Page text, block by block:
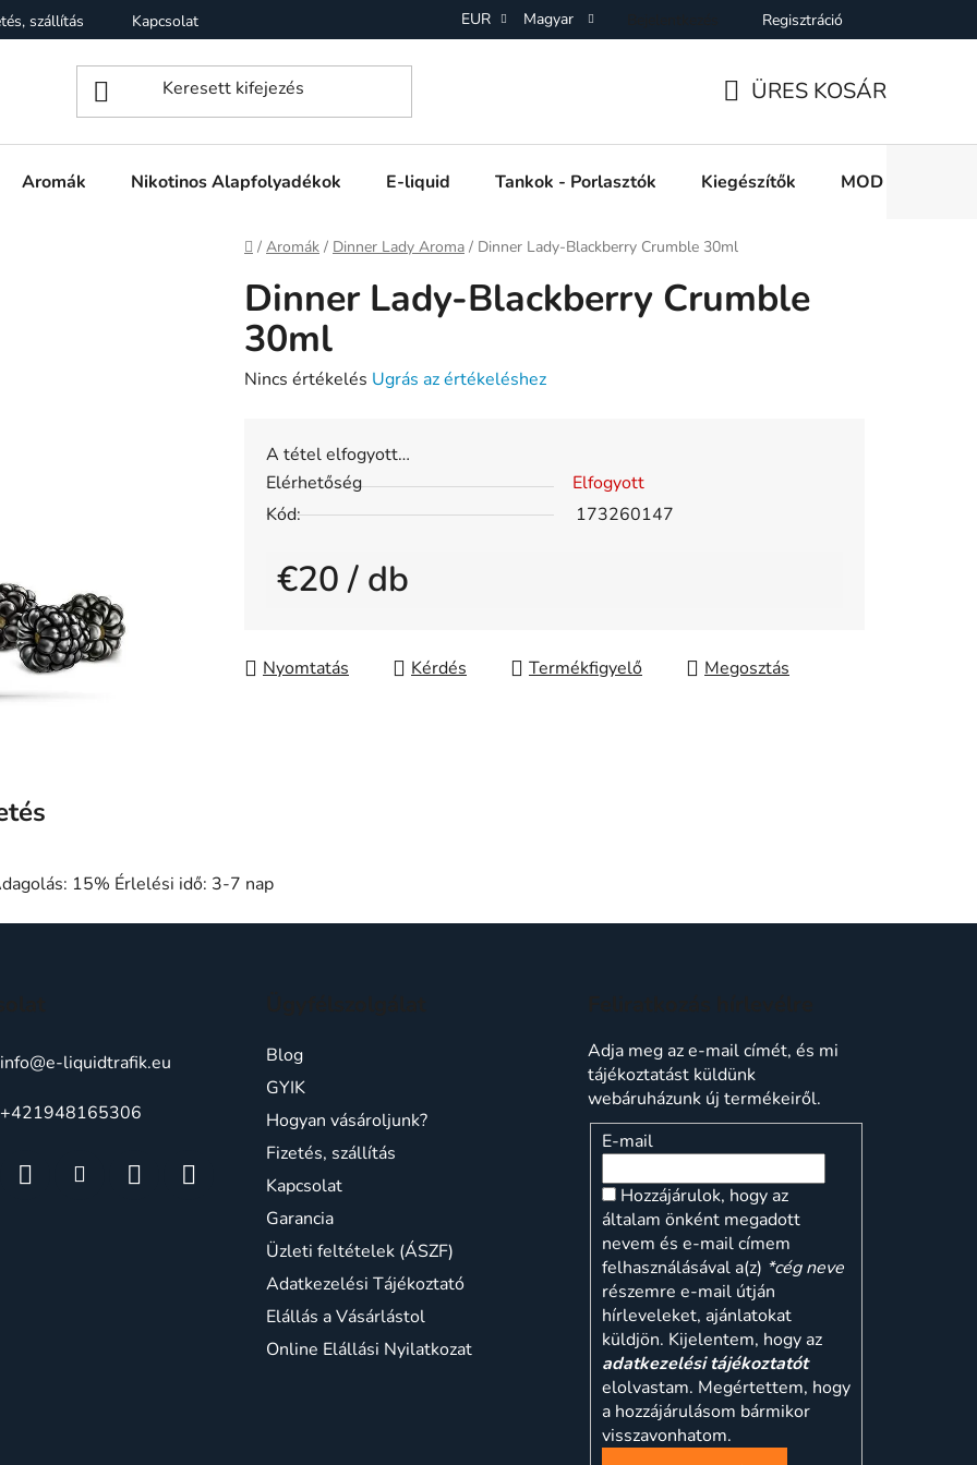
szállítás Kapcsolat Üzleti feltételek (ÁSZF) Adatkezelési Tájékoztató Elállás a Vásárlástol
EUR Magyar Regisztráció
ÜRES KOSÁR
Aromák Nikotinos Alapfolyadékok E-liquid Tankok - Porlasztók Kiegészítők MOD e cigi
Kezdőlap
/ Aromák / Dinner Lady Aroma / Dinner Lady-Blackberry Crumble 30ml
Dinner Lady-Blackberry Crumble
30ml
A
értékelése
ből
csillag.
Nincs értékelés Ugrás az értékeléshez
A tétel elfogyott…
Elérhetőség
Elfogyott
Kód:
173260147
€20/ db
Nyomtatás Kérdés Megosztás
15% Érlelési idő: 3-7 nap
info@e-liquidtrafik.eu
+421948165306
Blog
GYIK
Hogyan vásároljunk?
Fizetés, szállítás
Kapcsolat
Garancia
Üzleti feltételek (ÁSZF)
Adatkezelési Tájékoztató
Elállás a Vásárlástol
Online Elállási Nyilatkozat
Adja meg az e-mail címét, és mi
tájékoztatást küldünk
webáruházunk új termékeiről.
E-mail
Hozzájárulok, hogy az
általam önként megadott
nevem és e-mail címem
felhasználásával a(z) *cég neve
részemre e-mail útján
hírleveleket, ajánlatokat
küldjön. Kijelentem, hogy az
adatkezelési tájékoztatót
elolvastam. Megértettem, hogy
a hozzájárulásom bármikor
visszavonhatom.